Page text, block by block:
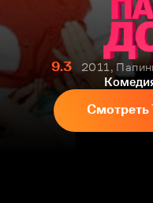
9.3
2011,
Смотреть